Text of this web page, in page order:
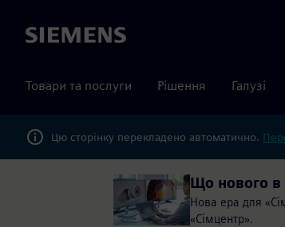
Siemens
Товари та послуги Рішення Галузі
Цю сторінку перекладено автоматично.
Що нового в
Нова ера для
«Сімцентр».